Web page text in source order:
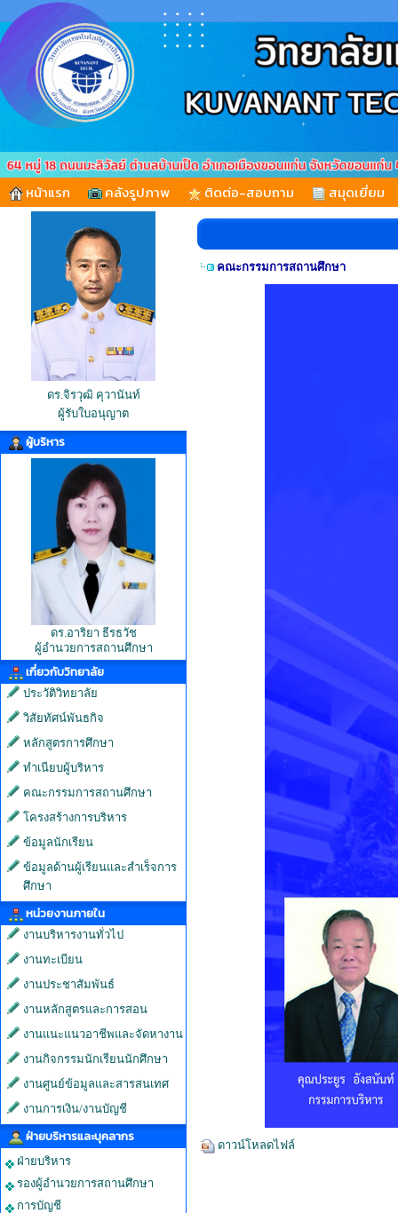
หน้าแรก คลังรูปภาพ ติดต่อ-สอบถาม สมุดเยี่ยม
ดร.จิรวุฒิ คุวานันท์
ผู้รับใบอนุญาต
ผู้บริหาร
ดร.อาริยา ธีรธวัช
ผู้อำนวยการสถานศึกษา
เกี่ยวกับวิทยาลัย
ประวัติวิทยาลัย
วิสัยทัศน์พันธกิจ
หลักสูตรการศึกษา
ทำเนียบผู้บริหาร
คณะกรรมการสถานศึกษา
โครงสร้างการบริหาร
ข้อมูลนักเรียน
ข้อมูลด้านผู้เรียนและสำเร็จการ
ศึกษา
หน่วยงานภายใน
งานบริหารงานทั่วไป
งานทะเบียน
งานประชาสัมพันธ์
งานหลักสูตรและการสอน
งานแนะแนวอาชีพและจัดหางาน
งานกิจกรรมนักเรียนนักศึกษา
งานศูนย์ข้อมูลและสารสนเทศ
งานการเงิน/งานบัญชี
ฝ่ายบริหารและบุคลากร
ฝ่ายบริหาร
รองผู้อำนวยการสถานศึกษา
การบัญชี
คณะกรรมการสถานศึกษา
ดาวน์โหลดไฟล์